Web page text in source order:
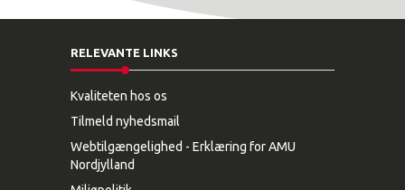
RELEVANTE LINKS
Kvaliteten hos os
Tilmeld nyhedsmail
Webtilgængelighed - Erklæring for AMU
Nordjylland